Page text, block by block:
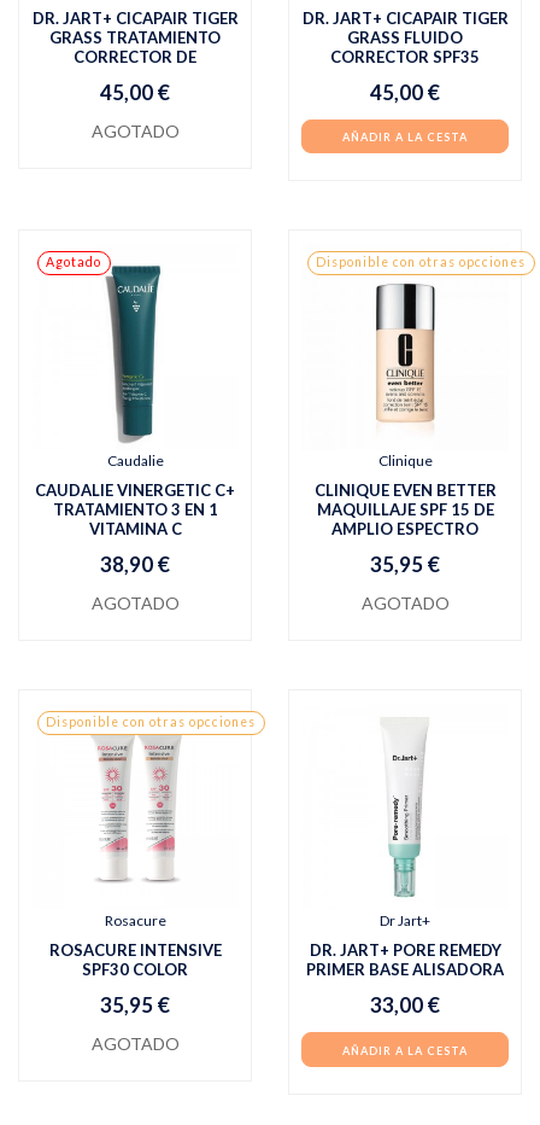
DR. JART+ CICAPAIR TIGER
GRASS TRATAMIENTO
CORRECTOR DE
45,00 €
AGOTADO
DR. JART+ CICAPAIR TIGER
GRASS FLUIDO
CORRECTOR SPF35
45,00 €
AÑADIR A LA CESTA
Agotado
Caudalie
CAUDALIE VINERGETIC C+
TRATAMIENTO 3 EN 1
VITAMINA C
38,90 €
AGOTADO
Disponible con otras opcciones
Clinique
CLINIQUE EVEN BETTER
MAQUILLAJE SPF 15 DE
AMPLIO ESPECTRO
35,95 €
AGOTADO
Disponible con otras opcciones
Rosacure
ROSACURE INTENSIVE
SPF30 COLOR
35,95 €
AGOTADO
Dr Jart+
DR. JART+ PORE REMEDY
PRIMER BASE ALISADORA
33,00 €
AÑADIR A LA CESTA